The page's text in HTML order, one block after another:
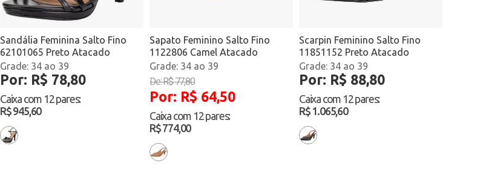
Sandália Feminina Salto Fino
62101065 Preto Atacado
34 ao 39
Por: R$ 78,80
Caixa com 12 pares:
R$ 945,60
Sapato Feminino Salto Fino
1122806 Camel Atacado
34 ao 39
De: R$ 77,80
Por: R$ 64,50
Caixa com 12 pares:
R$ 774,00
Scarpin Feminino Salto Fino
11851152 Preto Atacado
34 ao 39
Por: R$ 88,80
Caixa com 12 pares:
R$ 1.065,60